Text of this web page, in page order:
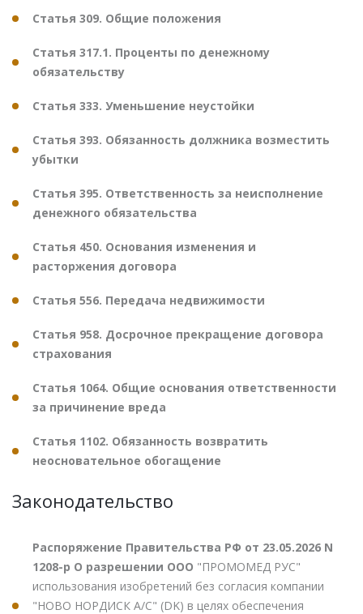
Статья 309. Общие положения
Статья 317.1. Проценты по денежному
обязательству
Статья 333. Уменьшение неустойки
Статья 393. Обязанность должника возместить
убытки
Статья 395. Ответственность за неисполнение
денежного обязательства
Статья 450. Основания изменения и
расторжения договора
Статья 556. Передача недвижимости
Статья 958. Досрочное прекращение договора
страхования
Статья 1064. Общие основания ответственности
за причинение вреда
Статья 1102. Обязанность возвратить
неосновательное обогащение
Законодательство
Распоряжение Правительства РФ от 23.05.2026 N
1208-р О разрешении ООО "ПРОМОМЕД РУС"
использования изобретений без согласия компании
"НОВО НОРДИСК А/С" (DK) в целях обеспечения